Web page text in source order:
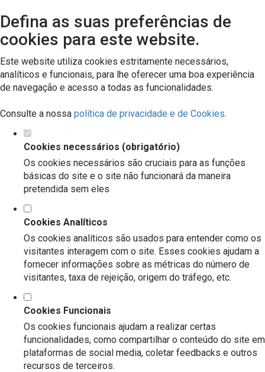
Defina as suas preferências de
cookies para este website.
Este website utiliza cookies estritamente necessários,
analíticos e funcionais, para lhe oferecer uma boa experiência
de navegação e acesso a todas as funcionalidades.
Consulte a nossa política de privacidade e de Cookies.
Cookies necessários (obrigatório)
Os cookies necessários são cruciais para as funções
básicas do site e o site não funcionará da maneira
pretendida sem eles
Cookies Analíticos
Os cookies analíticos são usados para entender como os
visitantes interagem com o site. Esses cookies ajudam a
fornecer informações sobre as métricas do número de
visitantes, taxa de rejeição, origem do tráfego, etc.
Cookies Funcionais
Os cookies funcionais ajudam a realizar certas
funcionalidades, como compartilhar o conteúdo do site em
plataformas de social media, coletar feedbacks e outros
recursos de terceiros.